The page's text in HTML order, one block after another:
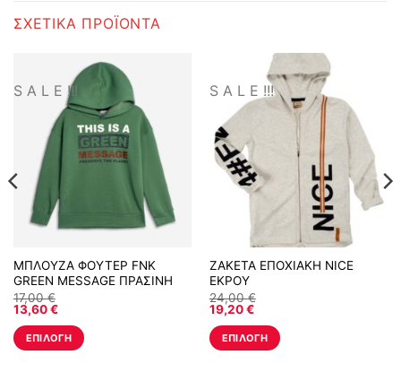
ΣΧΕΤΙΚΆ ΠΡΟΪΌΝΤΑ
S A L E !!!
ΜΠΛΟΥΖΑ ΦΟΥΤΕΡ FNK
GREEN MESSAGE ΠΡΑΣΙΝΗ
17,00€
13,60€
ΕΠΙΛΟΓΉ
S A L E !!!
ΖΑΚΕΤΑ ΕΠΟΧΙΑΚΗ NICE
ΕΚΡΟΥ
24,00€
19,20€
ΕΠΙΛΟΓΉ